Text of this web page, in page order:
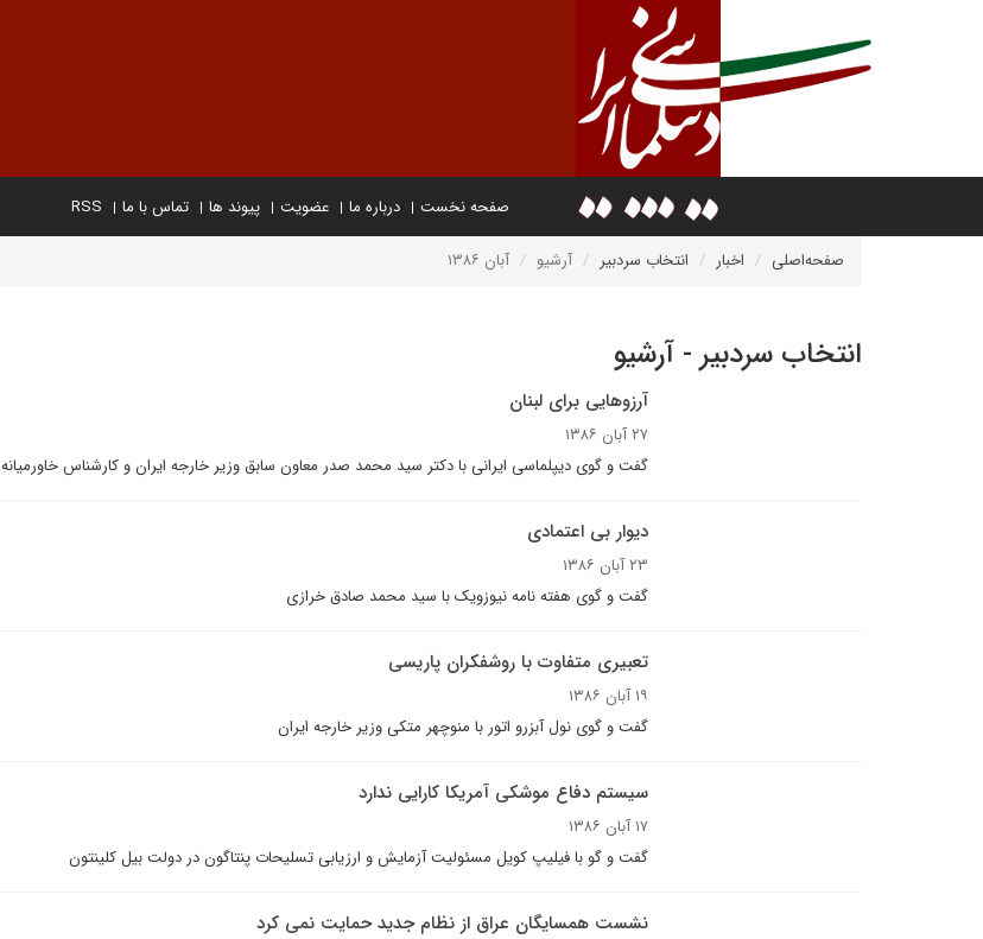
صفحه نخست درباره ما عضویت پیوند ها تماس با ما RSS
صفحه‌اصلی اخبار انتخاب سردبیر آرشیو آبان ۱۳۸۶
انتخاب سردبیر - آرشیو
آرزوهایى براى لبنان
۲۷ آبان ۱۳۸۶
گفت و گوى دیپلماسی ایرانی با دکتر سید محمد صدر معاون سابق وزیر خارجه ایران و کارشناس خاورمیانه
ديوار بى اعتمادى
۲۳ آبان ۱۳۸۶
گفت و گوی هفته نامه نیوزویک با سید محمد صادق خرازی
تعبيرى متفاوت با روشفکران پاريسى
۱۹ آبان ۱۳۸۶
گفت و گوی نول آبزرو اتور با منوچهر متکی وزیر خارجه ایران
سیستم دفاع موشکی آمریکا کارايى ندارد
۱۷ آبان ۱۳۸۶
گفت و گو با فیلیپ کویل مسئولیت آزمایش و ارزیابی تسلیحات پنتاگون در دولت بیل کلینتون
نشست همسايگان عراق از نظام جديد حمایت نمی کرد